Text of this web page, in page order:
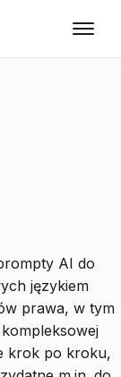
AI do
językiem
prawa, w tym
krok po kroku,